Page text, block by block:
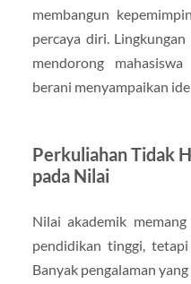
membangun
percaya diri.
mendorong
berani menyampaikan
Perkuliahan Tidak
pada Nilai
Nilai akademik
pendidikan tinggi,
Banyak pengalaman